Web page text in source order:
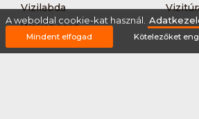
Vizilabda
Wakeboard
A weboldal cookie-kat használ.
Mindent elfogad Kötelezőket